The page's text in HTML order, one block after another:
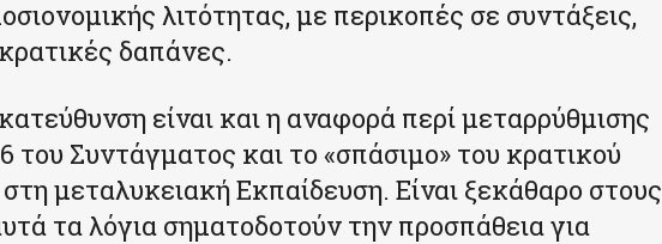
λιτότητας, με περικοπές σε συντάξεις,
δαπάνες.
είναι και η αναφορά περί μεταρρύθμισης
του Συντάγματος και το «σπάσιμο» του κρατικού
μεταλυκειακή Εκπαίδευση. Είναι ξεκάθαρο στους
τα λόγια σηματοδοτούν την προσπάθεια για